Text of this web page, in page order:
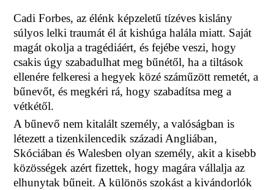
Cadi Forbes, az élénk képzeletű tízéves kislány
súlyos lelki traumát él át kishúga halála miatt. Saját
magát okolja a tragédiáért, és fejébe veszi, hogy
csakis úgy szabadulhat meg bűnétől, ha a tiltások
ellenére felkeresi a hegyek közé száműzött remetét, a
bűnevőt, és megkéri rá, hogy szabadítsa meg a
vétkétől.
A bűnevő nem kitalált személy, a valóságban is
létezett a tizenkilencedik századi Angliában,
Skóciában és Walesben olyan személy, akit a kisebb
közösségek azért fizettek, hogy magára vállalja az
elhunytak bűneit. A különös szokást a kivándorlók